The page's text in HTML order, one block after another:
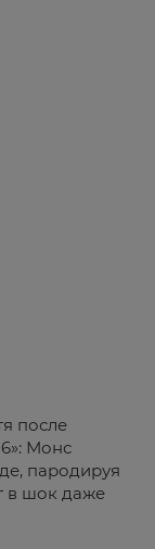
после
Монс
пародируя
в шок даже